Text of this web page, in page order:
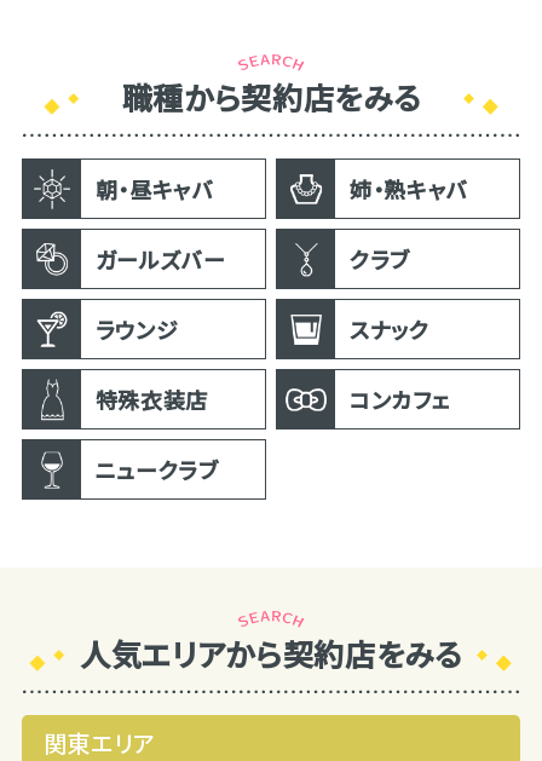
職種から契約店をみる
朝・昼キャバ 姉・熟キャバ
ガールズバー クラブ
ラウンジ スナック
特殊衣装店 コンカフェ
ニュークラブ
人気エリアから契約店をみる
関東エリア